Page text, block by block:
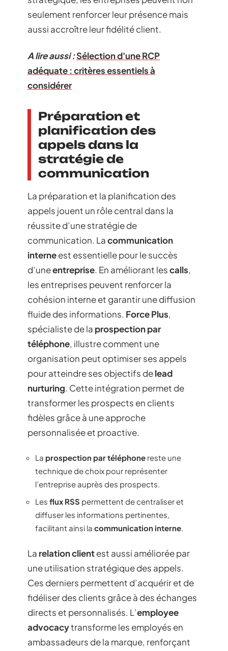
seulement renforcer leur présence mais
aussi accroître leur fidélité client.
A lire aussi :Sélection d'une RCP
adéquate : critères essentiels à
considérer
Préparation et
planification des
appels dans la
stratégie de
communication
La préparation et la planification des
appels jouent un rôle central dans la
réussite d’une stratégie de
communication. Lacommunication
interneest essentielle pour le succès
d’uneentreprise. En améliorant lescalls,
les entreprises peuvent renforcer la
cohésion interne et garantir une diffusion
fluide des informations. Force Plus,
spécialiste de la prospection par
téléphone, illustre comment une
organisation peut optimiser ses appels
pour atteindre ses objectifs delead
nurturing. Cette intégration permet de
transformer les prospects en clients
fidèles grâce à une approche
personnalisée et proactive.
La prospection par téléphone reste une
technique de choix pour représenter
l’entreprise auprès des prospects.
Les flux RSS permettent de centraliser et
diffuser les informations pertinentes,
facilitant ainsi la communication interne
La relation clientest aussi améliorée par
une utilisation stratégique des appels.
Ces derniers permettent d’acquérir et de
fidéliser des clients grâce à des échanges
directs et personnalisés. L’employee
advocacytransforme les employés en
ambassadeurs de la marque, renforçant